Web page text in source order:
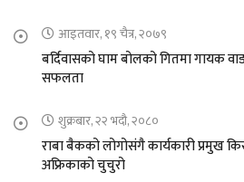
आइतवार, १९ चैत्र, २०७९
बर्दिवासको घाम बोलको गितमा गायक
सफलता
शुक्रबार, २२ भदौ, २०८०
राबा बैकको लोगोसंगै कार्यकारी प्रमुख
अफ्रिकाको चुचुरो